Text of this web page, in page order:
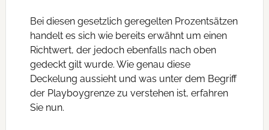
Bei diesen gesetzlich geregelten Prozentsätzen
handelt es sich wie bereits erwähnt um einen
Richtwert, der jedoch ebenfalls nach oben
gedeckt gilt wurde. Wie genau diese
Deckelung aussieht und was unter dem Begriff
der Playboygrenze zu verstehen ist, erfahren
Sie nun.